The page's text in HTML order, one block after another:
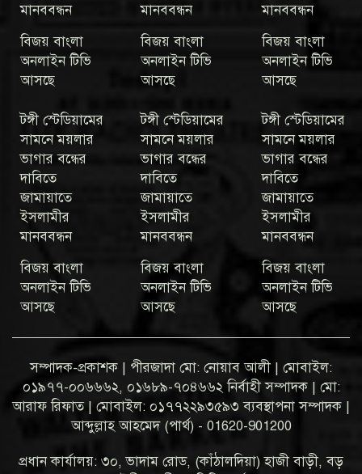
মানববন্ধন
বিজয় বাংলা
অনলাইন টিভি
আসছে
মানববন্ধন
বিজয় বাংলা
অনলাইন টিভি
আসছে
মানববন্ধন
বিজয় বাংলা
অনলাইন টিভি
আসছে
টঙ্গী স্টেডিয়ামের
সামনে ময়লার
ভাগার বন্ধের
দাবিতে
জামায়াতে
ইসলামীর
মানববন্ধন
বিজয় বাংলা
অনলাইন টিভি
আসছে
টঙ্গী স্টেডিয়ামের
সামনে ময়লার
ভাগার বন্ধের
দাবিতে
জামায়াতে
ইসলামীর
মানববন্ধন
বিজয় বাংলা
অনলাইন টিভি
আসছে
টঙ্গী স্টেডিয়ামের
সামনে ময়লার
ভাগার বন্ধের
দাবিতে
জামায়াতে
ইসলামীর
মানববন্ধন
বিজয় বাংলা
অনলাইন টিভি
আসছে
সম্পাদক-প্রকাশক | পীরজাদা মো: নোয়াব আলী | মোবাইল:
০১৯৭৭-০০৬৬৬২, ০১৬৮৯-৭০৪৬৬২ নির্বাহী সম্পাদক | মো:
আরাফ রিফাত | মোবাইল: ০১৭৭২২৯৩৫৯৩ ব্যবস্থাপনা সম্পাদক |
আব্দুল্লাহ আহমেদ (পার্থ) - 01620-901200
প্রধান কার্যালয়: ৩০, ভাদাম রোড, (কাঁঠালদিয়া) হাজী বাড়ী, বড়